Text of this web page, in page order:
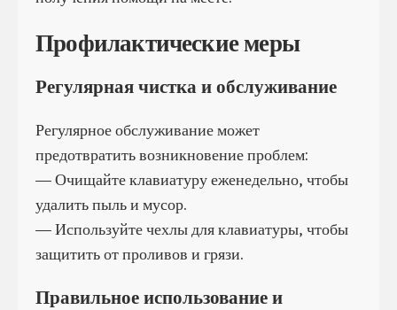
Профилактические меры
Регулярная чистка и обслуживание
Регулярное обслуживание может
предотвратить возникновение проблем:
— Очищайте клавиатуру еженедельно, чтобы
удалить пыль и мусор.
— Используйте чехлы для клавиатуры, чтобы
защитить от проливов и грязи.
Правильное использование и